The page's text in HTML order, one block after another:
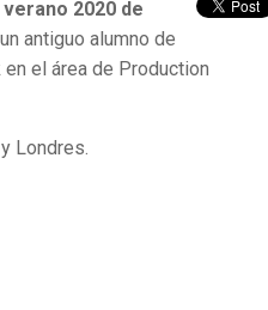
2020 de
antiguo alumno de
en el área de Production
Londres.